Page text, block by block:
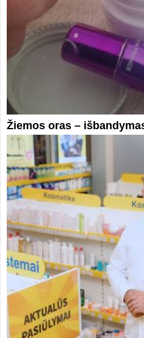
Žiemos oras –